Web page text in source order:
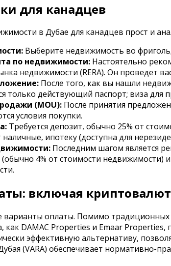
для канадцев
в Дубае для канадцев прост и
Выберите недвижимость во
по недвижимости: Настоятельно
недвижимости (RERA). Он проведет
После того, как вы нашли
только действующий паспорт; виза для
(MOU): После принятия
условия покупки.
Требуется депозит, обычно 25% от
ипотеку (доступна для
Последним шагом является
(обычно 4% от стоимости
включая
варианты оплаты. Помимо
как DAMAC Properties и Emaar
эффективную альтернативу,
(VARA) обеспечивает нормативно-